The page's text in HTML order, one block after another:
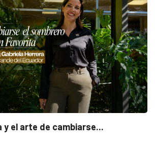
y el arte de cambiarse...